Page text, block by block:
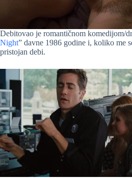
Debitovao je romantičnom komedijom/
Night” davne 1986 godine i, koliko me
pristojan debi.